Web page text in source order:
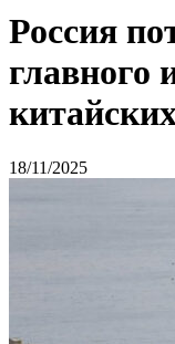
Россия
главного
18/11/2025